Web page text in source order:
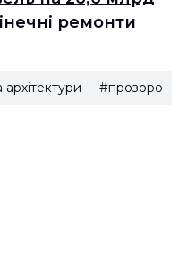
ремонти
архітектури #прозоро